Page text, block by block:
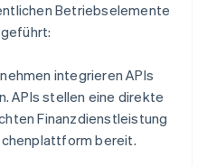
Betriebselemente
integrieren APIs
APIs stellen eine direkte
Finanzdienstleistung
bereit.